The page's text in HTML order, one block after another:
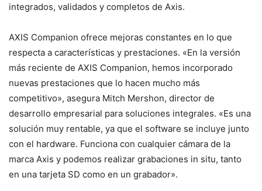
integrados, validados y completos de Axis.
AXIS Companion ofrece mejoras constantes en lo que
respecta a características y prestaciones. «En la versión
más reciente de AXIS Companion, hemos incorporado
nuevas prestaciones que lo hacen mucho más
competitivo», asegura Mitch Mershon, director de
desarrollo empresarial para soluciones integrales. «Es una
solución muy rentable, ya que el software se incluye junto
con el hardware. Funciona con cualquier cámara de la
marca Axis y podemos realizar grabaciones in situ, tanto
en una tarjeta SD como en un grabador».